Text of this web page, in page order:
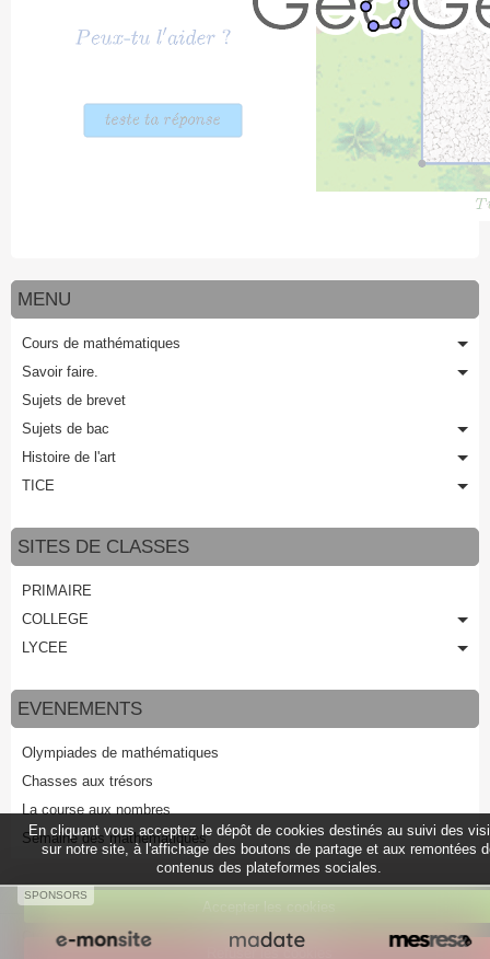
MENU
Cours de mathématiques
Savoir faire.
Sujets de brevet
Sujets de bac
Histoire de l'art
TICE
SITES DE CLASSES
PRIMAIRE
COLLEGE
LYCEE
EVENEMENTS
Olympiades de mathématiques
Chasses aux trésors
La course aux nombres
Semaine des mathématiques
Créer un site internet avec e-monsite
SPONSORS
En cliquant vous acceptez le dépôt de cookies destinés au suivi des
sur notre site, à l'affichage des boutons de partage et aux remontées
contenus des plateformes sociales.
Accepter les cookies